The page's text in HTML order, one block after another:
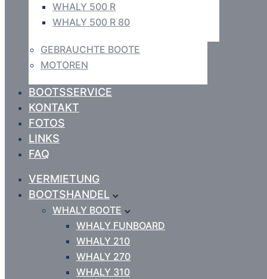
WHALY 500 R
WHALY 500 R 80
GEBRAUCHTE BOOTE
MOTOREN
BOOTSSERVICE
KONTAKT
FOTOS
LINKS
FAQ
VERMIETUNG
BOOTSHANDEL
WHALY BOOTE
WHALY FUNBOARD
WHALY 210
WHALY 270
WHALY 310